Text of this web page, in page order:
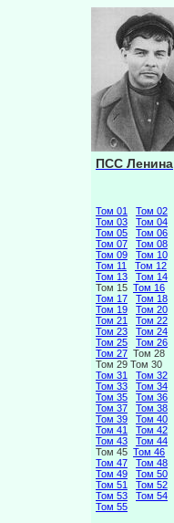
ПСС Ленина
Том 01
Том 02
Том 03
Том 04
Том 05
Том 06
Том 07
Том 08
Том 09
Том 10
Том 11
Том 12
Том 13
Том 14
Том 15 Том 16
Том 17
Том 18
Том 19
Том 20
Том 21
Том 22
Том 23
Том 24
Том 25
Том 26
Том 27 Том 28
Том 29 Том 30
Том 31
Том 32
Том 33
Том 34
Том 35
Том 36
Том 37
Том 38
Том 39
Том 40
Том 41
Том 42
Том 43
Том 44
Том 45 Том 46
Том 47
Том 48
Том 49
Том 50
Том 51
Том 52
Том 53
Том 54
Том 55